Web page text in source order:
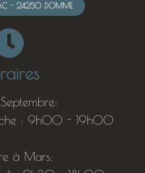
- 24250 DOMME
: 9h00 - 19h00
à Mars: